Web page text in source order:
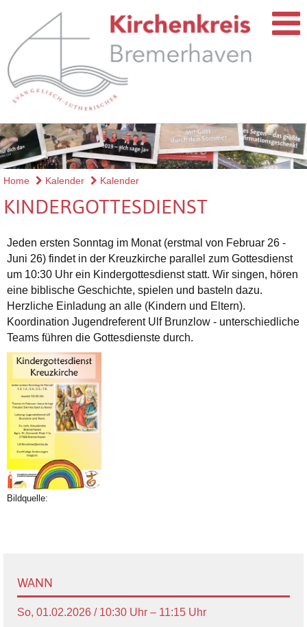
Home Kalender Kalender
KINDERGOTTESDIENST
Jeden ersten Sonntag im Monat (erstmal von Februar 26 -
Juni 26) findet in der Kreuzkirche parallel zum Gottesdienst
um 10:30 Uhr ein Kindergottesdienst statt. Wir singen, hören
eine biblische Geschichte, spielen und basteln dazu.
Herzliche Einladung an alle (Kindern und Eltern).
Koordination Jugendreferent Ulf Brunzlow - unterschiedliche
Teams führen die Gottesdienste durch.
Bildquelle:
WANN
So, 01.02.2026 / 10:30 Uhr – 11:15 Uhr